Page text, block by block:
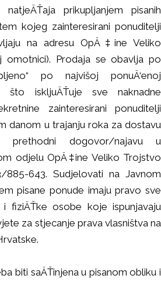
prikupljanjem pisanih
kojeg zainteresirani ponuditelji
na adresu OpÄ‡ine Veliko
omotnici). Prodaja se obavlja po
po najvišoj ponuÄ‘enoj
što iskljuÄŤuje sve naknadne
zainteresirani ponuditelji
danom u trajanju roka za dostavu
prethodni dogovor/najavu u
odjelu OpÄ‡ine Veliko Trojstvo
643. Sudjelovati na Javnom
pisane ponude imaju pravo sve
i fiziÄŤke osobe koje ispunjavaju
za stjecanje prava vlasništva na
biti saÄŤinjena u pisanom obliku i